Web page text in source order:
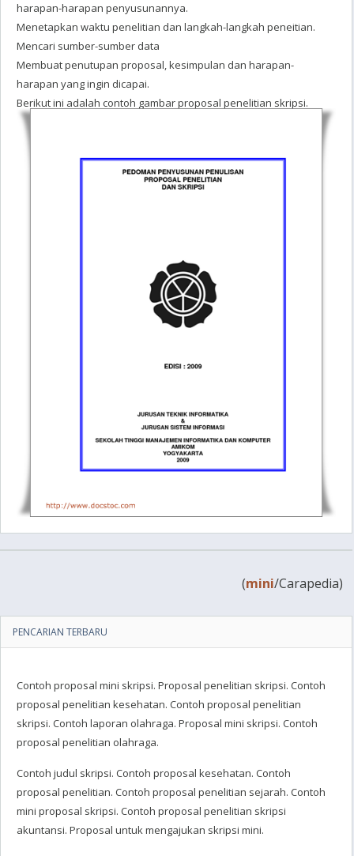
harapan-harapan penyusunannya.
Menetapkan waktu penelitian dan langkah-langkah peneitian.
Mencari sumber-sumber data
Membuat penutupan proposal, kesimpulan dan harapan-
harapan yang ingin dicapai.
Berikut ini adalah contoh gambar proposal penelitian skripsi.
(mini/Carapedia)
PENCARIAN TERBARU
Contoh proposal mini skripsi. Proposal penelitian skripsi. Contoh
proposal penelitian kesehatan. Contoh proposal penelitian
skripsi. Contoh laporan olahraga. Proposal mini skripsi. Contoh
proposal penelitian olahraga.
Contoh judul skripsi. Contoh proposal kesehatan. Contoh
proposal penelitian. Contoh proposal penelitian sejarah. Contoh
mini proposal skripsi. Contoh proposal penelitian skripsi
akuntansi. Proposal untuk mengajukan skripsi mini.